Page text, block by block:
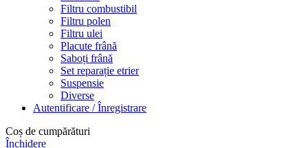
Filtru combustibil
Filtru polen
Filtru ulei
Placute frână
Saboți frână
Set reparație etrier
Suspensie
Diverse
Autentificare / Înregistrare
Coș de cumpărături
Închidere